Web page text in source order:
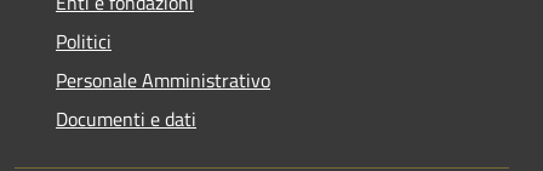
Politici
Personale Amministrativo
Documenti e dati